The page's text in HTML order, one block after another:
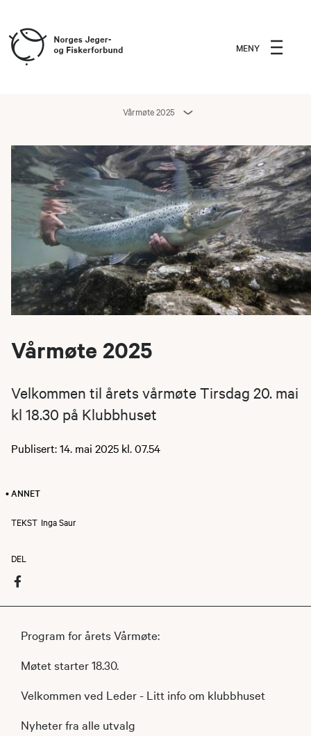
MENY
Vårmøte 2025
Vårmøte 2025
Velkommen til årets vårmøte Tirsdag 20. mai
kl 18.30 på Klubbhuset
Publisert: 14. mai 2025 kl. 07.54
• ANNET
TEKST Inga Saur
DEL
Program for årets Vårmøte:
Møtet starter 18.30.
Velkommen ved Leder - Litt info om klubbhuset
Nyheter fra alle utvalg